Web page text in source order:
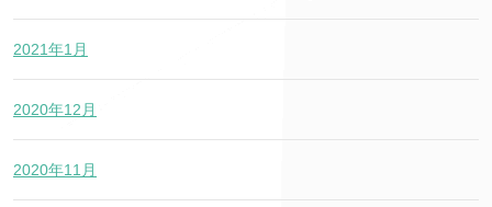
2021年1月
2020年12月
2020年11月